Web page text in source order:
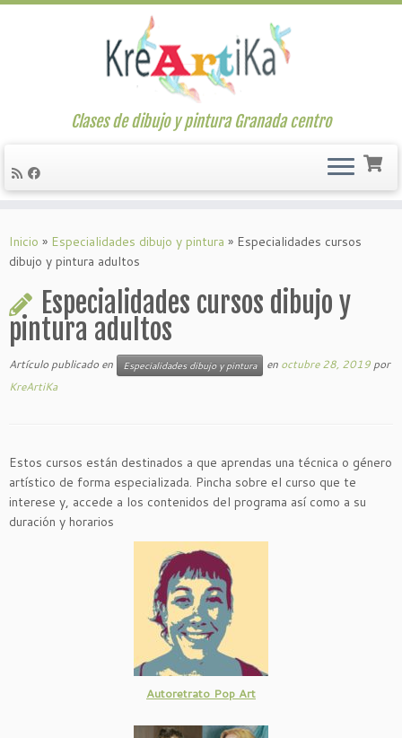
contenido
Clases de dibujo y pintura Granada centro
Inicio » Especialidades dibujo y pintura » Especialidades cursos
dibujo y pintura adultos
Especialidades cursos dibujo y
pintura adultos
Artículo publicado en Especialidades dibujo y pintura en octubre 28, 2019 por
KreArtiKa
Estos cursos están destinados a que aprendas una técnica o género
artístico de forma especializada. Pincha sobre el curso que te
interese y, accede a los contenidos del programa así como a su
duración y horarios
Autoretrato Pop Art